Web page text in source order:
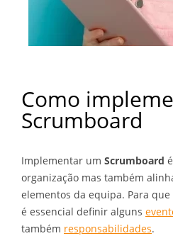
Como
Scrumboard
Implementar um Scrumboard
organização mas também
elementos da equipa. Para
é essencial definir alguns
também responsabilidades.